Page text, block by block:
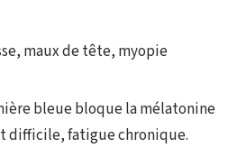
maux de tête, myopie
bleue bloque la mélatonine
difficile, fatigue chronique.